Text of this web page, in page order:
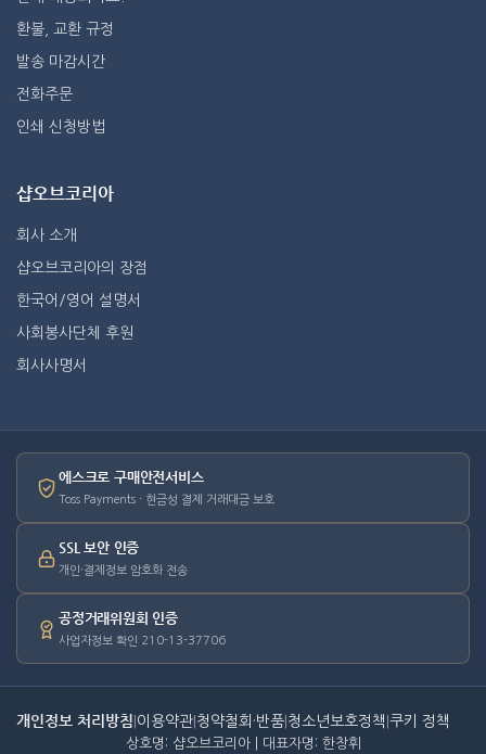
환불, 교환 규정
발송 마감시간
전화주문
인쇄 신청방법
샵오브코리아
회사 소개
샵오브코리아의 장점
한국어/영어 설명서
사회봉사단체 후원
회사사명서
에스크로 구매안전서비스
Toss Payments · 현금성 결제 거래대금 보호
SSL 보안 인증
개인·결제정보 암호화 전송
공정거래위원회 인증
사업자정보 확인 210-13-37706
개인정보 처리방침 이용약관 청약철회·반품 청소년보호정책 쿠키 정책
상호명: 샵오브코리아 | 대표자명: 한창휘